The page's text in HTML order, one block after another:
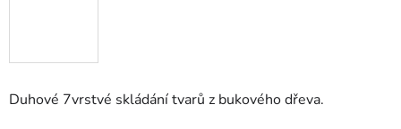
Duhové 7vrstvé skládání tvarů z bukového dřeva.